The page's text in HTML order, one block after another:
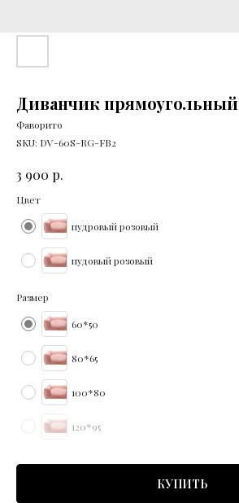
Диванчик прямоугольный
Фаворито
SKU: DV-60S-RG-FB2
3 900 р.
Цвет
пудровый розовый
пудовый розовый
Размер
60*50
80*65
100*80
120*95
КУПИТЬ